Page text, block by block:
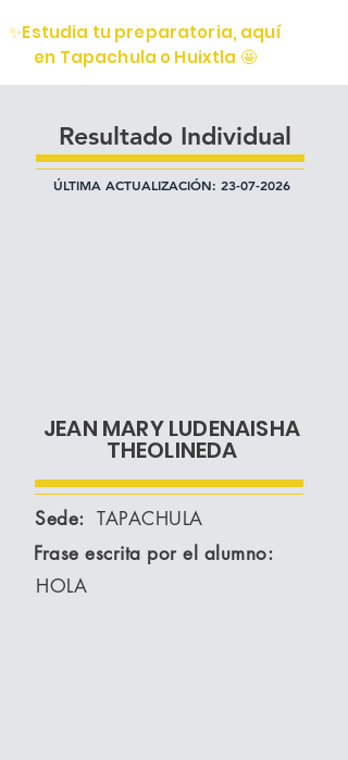
✨Estudia tu preparatoria, aquí
en Tapachula o Huixtla 🤩
Resultado Individual
ÚLTIMA ACTUALIZACIÓN: 23-07-2026
JEAN MARY LUDENAISHA
THEOLINEDA
Sede: TAPACHULA
Frase escrita por el alumno:
HOLA